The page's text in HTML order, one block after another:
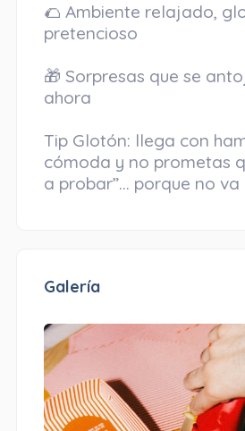
🌮 Ambiente relajado,
pretencioso
🎁 Sorpresas que se
ahora
Tip Glotón: llega con
cómoda y no prometas
Galería